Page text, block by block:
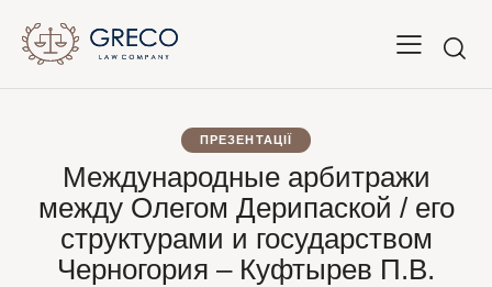
ПРЕЗЕНТАЦІЇ
Международные арбитражи
между Олегом Дерипаской / его
структурами и государством
Черногория – Куфтырев П.В.